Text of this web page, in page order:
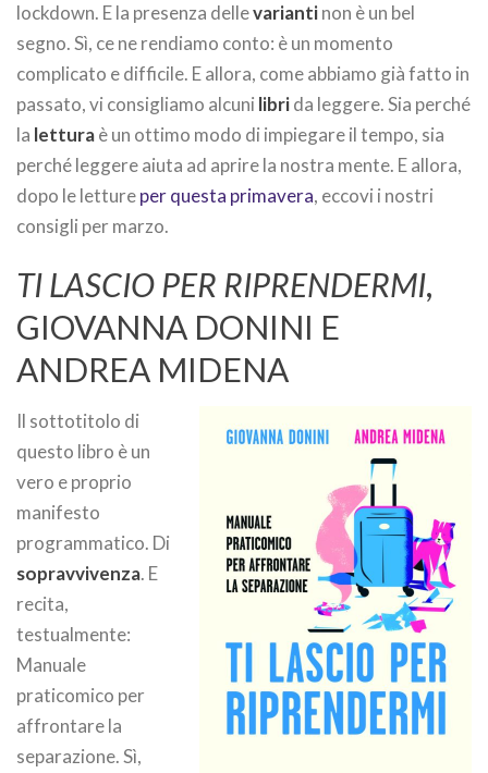
lockdown. E la presenza dellevariantinon è un bel
segno. Sì, ce ne rendiamo conto: è un momento
complicato e difficile. E allora, come abbiamo già fatto in
passato, vi consigliamo alcuni librida leggere. Sia perché
la letturaè un ottimo modo di impiegare il tempo, sia
perché leggere aiuta ad aprire la nostra mente. E allora,
dopo le lettureper questa primavera, eccovi i nostri
consigli per marzo.
TI LASCIO PER RIPRENDERMI,
GIOVANNA DONINI E
ANDREA MIDENA
Il sottotitolo di
questo libro è un
vero e proprio
manifesto
programmatico. Di
sopravvivenza. E
recita,
testualmente:
Manuale
praticomico per
affrontare la
separazione. Sì,